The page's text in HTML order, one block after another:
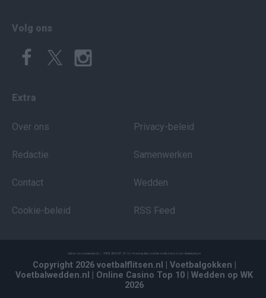
Volg ons
Extra
Over ons
Redactie
Contact
Cookie-beleid
Privacy-beleid
Samenwerken
Wedden
RSS Feed
Copyright 2026 voetbalflitsen.nl | Voetbalgokken
Voetbalwedden.nl
| Online Casino Top 10 | Wedden op WK
2026